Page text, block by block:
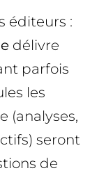
éditeurs :
délivre
parfois
les
(analyses,
seront
de